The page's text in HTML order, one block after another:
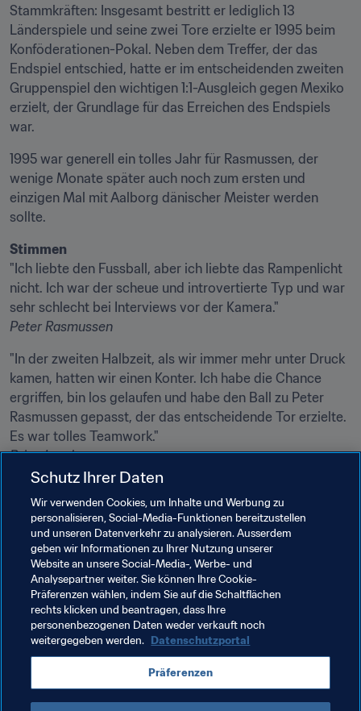
Stammkräften: Insgesamt bestritt er lediglich 13
Länderspiele und seine zwei Tore erzielte er 1995 beim
Konföderationen-Pokal. Neben dem Treffer, der das
Endspiel entschied, hatte er im entscheidenden zweiten
Gruppenspiel den wichtigen 1:1-Ausgleich gegen Mexiko
erzielt, der Grundlage für das Erreichen des Endspiels
war.
1995 war generell ein tolles Jahr für Rasmussen, der
wenige Monate später auch noch zum ersten und
einzigen Mal mit Aalborg dänischer Meister werden
sollte.
Stimmen
"Ich liebte den Fussball, aber ich liebte das Rampenlicht
nicht. Ich war der scheue und introvertierte Typ und war
Peter Rasmussen
"In der zweiten Halbzeit, als wir immer mehr unter Druck
kamen, hatten wir einen Konter. Ich habe die Chance
ergriffen, bin los gelaufen und habe den Ball zu Peter
Rasmussen gepasst, der das entscheidende Tor erzielte.
Brian Laudrup
Im Vorfeld des FIFA Konföderationen-Pokals Russland
2017 blickt FIFA.comalle zwei Wochen auf entscheidende
Tore in diesem Wettbewerb zurück.** Nächstes Mal: Wie
eine Legende sein Land zum ersten Sieg jemals in einem
FIFA-Wettbewerb schoss.
Verwandte Themen
Turniere Argentina Denmark UEFA
CONMEBOL
Schutz Ihrer Daten
Wir verwenden Cookies, um Inhalte und Werbung zu
personalisieren, Social-Media-Funktionen bereitzustellen
und unseren Datenverkehr zu analysieren. Ausserdem
geben wir Informationen zu Ihrer Nutzung unserer
Website an unsere Social-Media-, Werbe- und
Analysepartner weiter. Sie können Ihre Cookie-
Präferenzen wählen, indem Sie auf die Schaltflächen
rechts klicken und beantragen, dass Ihre
personenbezogenen Daten weder verkauft noch
weitergegeben werden. Datenschutzportal
Präferenzen